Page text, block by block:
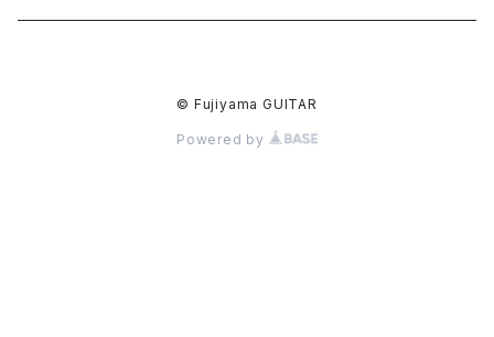
© Fujiyama GUITAR
Powered by